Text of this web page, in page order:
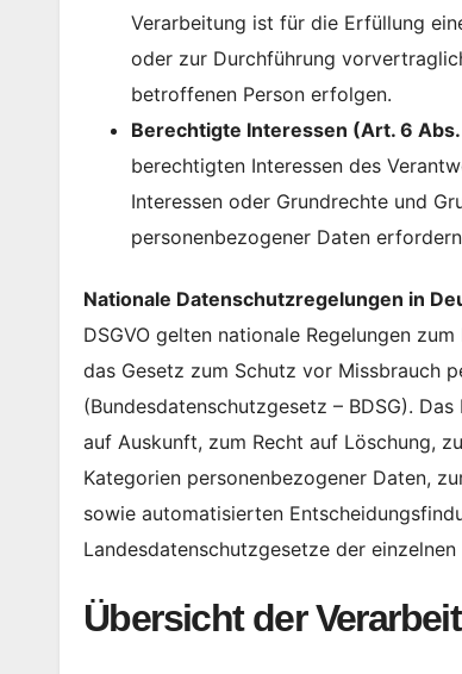
Verarbeitung ist für die Erfüllung
oder zur Durchführung
betroffenen Person erfolgen.
Berechtigte Interessen (Art. 6 Abs.
berechtigten Interessen des
Interessen oder Grundrechte und
personenbezogener Daten
Nationale Datenschutzregelungen in
DSGVO gelten nationale Regelungen
das Gesetz zum Schutz vor Missbrauch
(Bundesdatenschutzgesetz – BDSG).
auf Auskunft, zum Recht auf Löschung,
Kategorien personenbezogener Daten,
sowie automatisierten
Landesdatenschutzgesetze der
Übersicht der